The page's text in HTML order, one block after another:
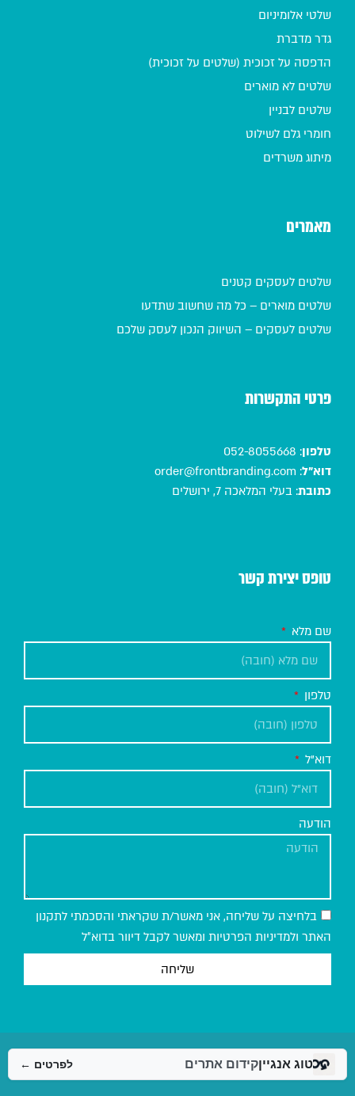
שלטי אלומיניום
גדר מדברת
הדפסה על זכוכית (שלטים על זכוכית)
שלטים לא מוארים
שלטים לבניין
חומרי גלם לשילוט
מיתוג משרדים
מאמרים
שלטים לעסקים קטנים
שלטים מוארים – כל מה שחשוב שתדעו
שלטים לעסקים – השיווק הנכון לעסק שלכם
פרטי התקשרות
טלפון:
052-8055668
דוא"ל:
order@frontbranding.com
כתובת: בעלי המלאכה 7, ירושלים
טופס יצירת קשר
שם מלא
טלפון
דוא"ל
הודעה
בלחיצה על שליחה, אני מאשר/ת שקראתי והסכמתי לתקנון
האתר ולמדיניות הפרטיות ומאשר לקבל דיוור בדוא״ל
שליחה
טוג אנגייןקידום אתרים לפרטים ←